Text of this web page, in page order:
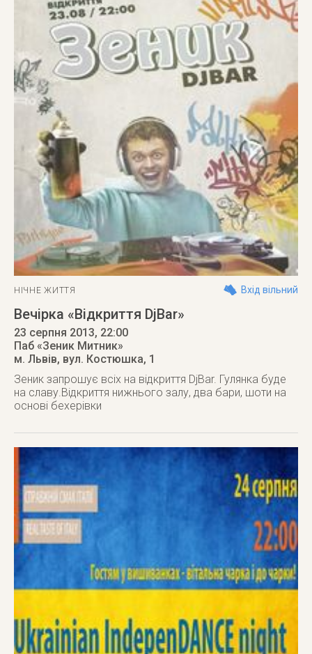
НІЧНЕ ЖИТТЯ Вхід вільний
Вечірка «Відкриття DjBar»
23 серпня 2013, 22:00
Паб «Зеник Митник»
м. Львів, вул. Костюшка, 1
Зеник запрошує всіх на відкриття DjBar. Гулянка буде
на славу.Відкриття нижнього залу, два бари, шоти на
основі бехерівки